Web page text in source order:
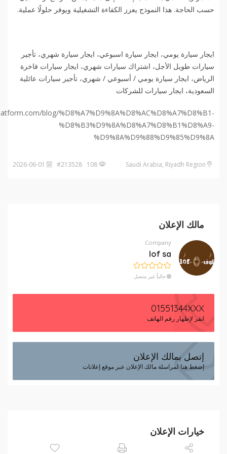
حسب الحاجة. هذا النموذج يعزز الكفاءة التشغيلية ويوفر حلولًا عملية.
ايجار سيارة يومي، ايجار سيارة اسبوعي، ايجار سيارة شهري، تأجير
سيارات طويل الأجل، اشتراك سيارات شهري، ايجار سيارات فاخرة
الرياض، ايجار سيارة يومي / أسبوعي / شهري، تأجير سيارات عائلية
السعودية، ايجار سيارات للشركات
blog/%D8%A7%D9%8A%D8%AC%D8%A7%D8%B1-
%D8%B3%D9%8A%D8%A7%D8%B1%D8%A9-
%D9%8A%D9%88%D9%85%D9%8A
مالك الإعلان
Company
lof sa
حالياً غير متصل
01551344XXX
انقر لإظهار رقم الهاتف
إتصل بمالك الإعلان
إضغط هنا لمراسلة مالك الإعلان عبر موقع إعلانات
خيارات الإعلان